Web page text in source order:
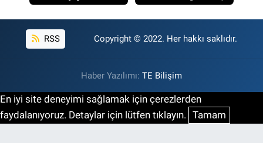
RSS Copyright © 2022. Her hakkı saklıdır.
Haber Yazılımı: TE Bilişim
En iyi site deneyimi sağlamak için çerezlerden
faydalanıyoruz. Detaylar için lütfen tıklayın. Tamam